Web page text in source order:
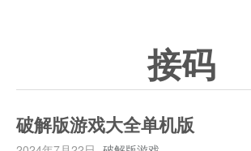
接码
破解版游戏大全单机版